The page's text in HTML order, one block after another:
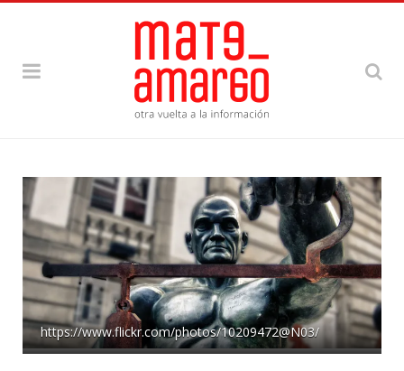
https://www.flickr.com/photos/10209472@N03/